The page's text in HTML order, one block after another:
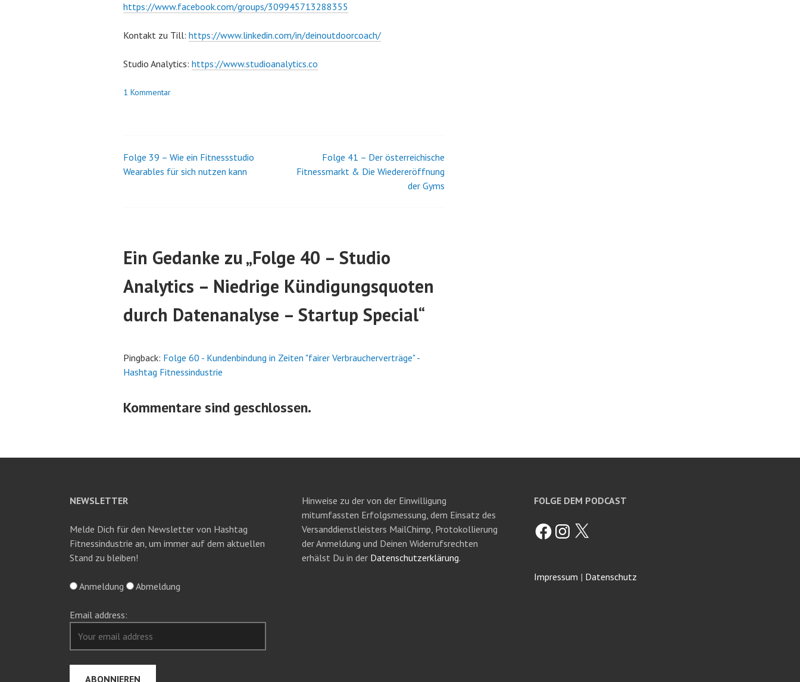
https://www.facebook.com/groups/309945713288355
Kontakt zu Till: https://www.linkedin.com/in/deinoutdoorcoach/
Studio Analytics: https://www.studioanalytics.co
1 Kommentar
Beitrags-
Folge 39 – Wie ein Fitnessstudio
Wearables für sich nutzen kann
Folge 41 – Der österreichische
Fitnessmarkt & Die Wiedereröffnung
der Gyms
Ein Gedanke zu „Folge 40 – Studio
Analytics – Niedrige Kündigungsquoten
durch Datenanalyse – Startup Special“
Pingback: Folge 60 - Kundenbindung in Zeiten "fairer Verbraucherverträge" -
Hashtag Fitnessindustrie
Kommentare sind geschlossen.
NEWSLETTER
Melde Dich für den Newsletter von Hashtag
Fitnessindustrie an, um immer auf dem aktuellen
Stand zu bleiben!
Anmeldung Abmeldung
Email address:
Hinweise zu der von der Einwilligung
mitumfassten Erfolgsmessung, dem Einsatz des
Versanddienstleisters MailChimp, Protokollierung
der Anmeldung und Deinen Widerrufsrechten
erhälst Du in der Datenschutzerklärung.
FOLGE DEM PODCAST
FacebookInstagram
X
Impressum | Datenschutz